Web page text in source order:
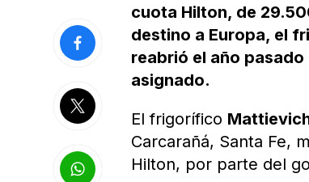
cuota Hilton, de
destino a Europa, el
reabrió el año
asignado.
El frigorífico
Carcarañá, Santa Fe,
Hilton, por parte del